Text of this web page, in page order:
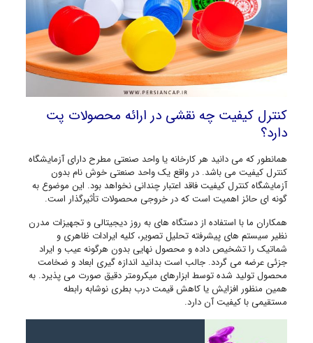
کنترل کیفیت چه نقشی در ارائه محصولات پت
دارد؟
همانطور که می دانید هر کارخانه یا واحد صنعتی مطرح دارای آزمایشگاه
کنترل کیفیت می باشد. در واقع یک واحد صنعتی خوش نام بدون
آزمایشگاه کنترل کیفیت فاقد اعتبار چندانی نخواهد بود. این موضوع به
گونه ای حائز اهمیت است که در خروجی محصولات تأثیرگذار است.
همکاران ما با استفاده از دستگاه های به روز دیجیتالی و تجهیزات مدرن
نظیر سیستم های پیشرفته تحلیل تصویر، کلیه ایرادات ظاهری و
شماتیک را تشخیص داده و محصول نهایی بدون هرگونه عیب و ایراد
جزئی عرضه می گردد. جالب است بدانید اندازه گیری ابعاد و ضخامت
محصول تولید شده توسط ابزارهای میکرومتر دقیق صورت می پذیرد. به
همین منظور افزایش یا کاهش قیمت درب بطری نوشابه رابطه
مستقیمی با کیفیت آن دارد.